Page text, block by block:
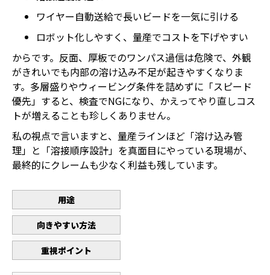
ワイヤー自動送給で長いビードを一気に引ける
ロボット化しやすく、量産でコストを下げやすい
からです。反面、厚板でのワンパス過信は危険で、外観
がきれいでも内部の溶け込み不足が起きやすくなりま
す。多層盛りやウィービング条件を詰めずに「スピード
優先」すると、検査でNGになり、かえってやり直しコス
トが増えることも珍しくありません。
私の視点で言いますと、量産ラインほど「溶け込み管
理」と「溶接順序設計」を真面目にやっている現場が、
最終的にクレームも少なく利益も残しています。
用途
向きやすい方法
重視ポイント